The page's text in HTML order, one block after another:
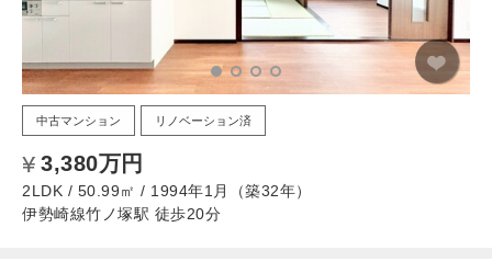
中古マンション リノベーション済
3,380万円
2LDK / 50.99㎡ / 1994年1月（築32年）
伊勢崎線竹ノ塚駅 徒歩20分